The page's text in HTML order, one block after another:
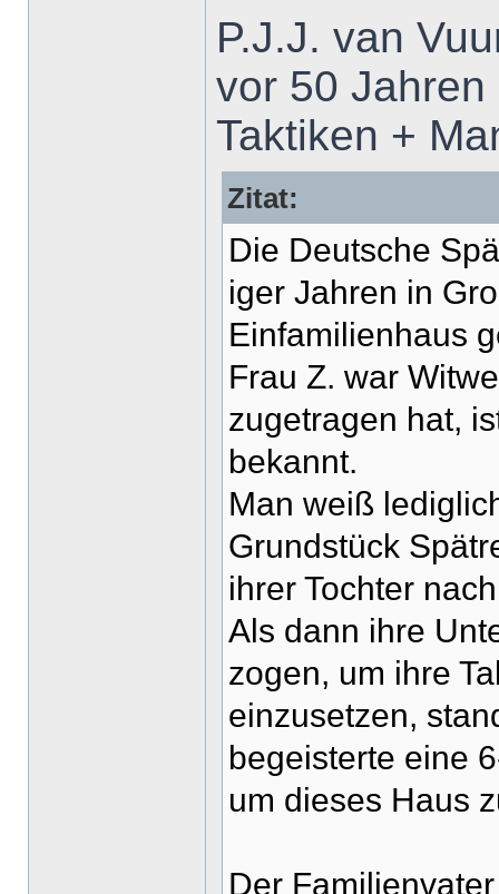
P.J.J. van
vor 50
Taktiken +
Zitat:
Die Deutsche
iger Jahren in
Einfamilienhaus
Frau Z. war
zugetragen hat,
bekannt.
Man weiß
Grundstück
ihrer Tochter
Als dann ihre
zogen, um ihre
einzusetzen,
begeisterte eine
um dieses Haus
Der